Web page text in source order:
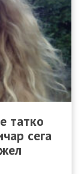
татко
сега